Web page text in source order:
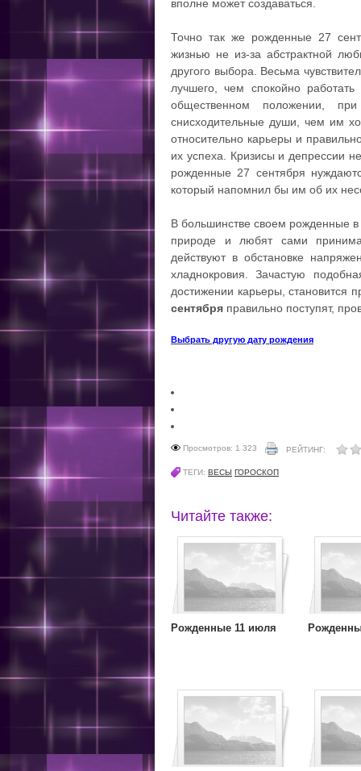
вполне может создаваться.
Точно так же рожденные 27
жизнью не из-за абстрактной
другого выбора. Весьма
лучшего, чем спокойно
общественном положении,
снисходительные души, чем им
относительно карьеры и
их успеха. Кризисы и депрессии
рожденные 27 сентября
который напомнил бы им об их
В большинстве своем рожденные
природе и любят сами
действуют в обстановке
хладнокровия. Зачастую
достижении карьеры, становится
сентября правильно поступят,
Выбрать другую дату рождения
Просмотров: 1 323 РЕЙТИНГ:
ТЕГИ: ВЕСЫ ГОРОСКОП
Читайте также:
Рожденные 11 июля